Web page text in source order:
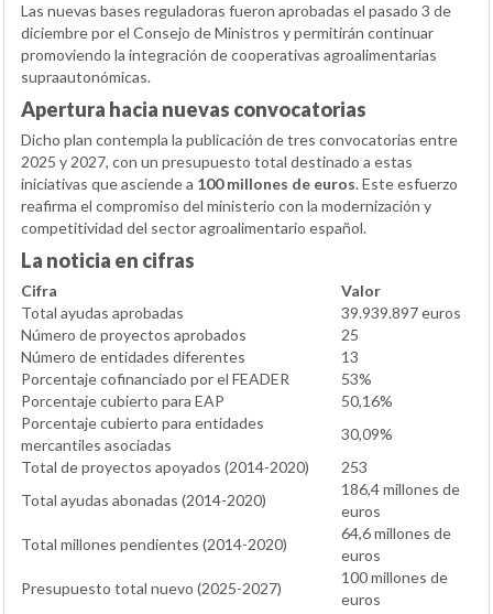
Las nuevas bases reguladoras fueron aprobadas el pasado 3 de
diciembre por el Consejo de Ministros y permitirán continuar
promoviendo la integración de cooperativas agroalimentarias
supraautonómicas.
Apertura hacia nuevas convocatorias
Dicho plan contempla la publicación de tres convocatorias entre
2025 y 2027, con un presupuesto total destinado a estas
iniciativas que asciende a 100 millones de euros. Este esfuerzo
reafirma el compromiso del ministerio con la modernización y
competitividad del sector agroalimentario español.
La noticia en cifras
Cifra
Valor
Total ayudas aprobadas
39.939.897 euros
Número de proyectos aprobados
25
Número de entidades diferentes
13
Porcentaje cofinanciado por el FEADER
53%
Porcentaje cubierto para EAP
50,16%
Porcentaje cubierto para entidades
mercantiles asociadas
30,09%
Total de proyectos apoyados (2014-2020)
253
Total ayudas abonadas (2014-2020)
186,4 millones de
euros
Total millones pendientes (2014-2020)
64,6 millones de
euros
Presupuesto total nuevo (2025-2027)
100 millones de
euros